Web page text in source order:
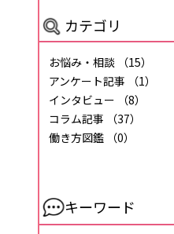
カテゴリ
お悩み・相談
（15）
アンケート記事
（1）
インタビュー
（8）
コラム記事
（37）
働き方図鑑
（0）
キーワード